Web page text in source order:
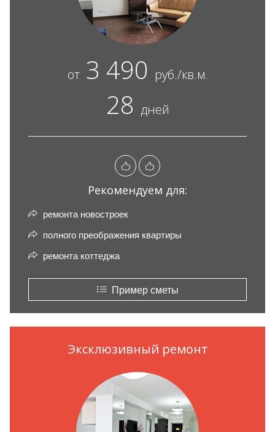
от3 490 руб./кв.м.
28 дней
Рекомендуем для:
ремонта новостроек
полного преображения квартиры
ремонта коттеджа
Пример сметы
Эксклюзивный ремонт